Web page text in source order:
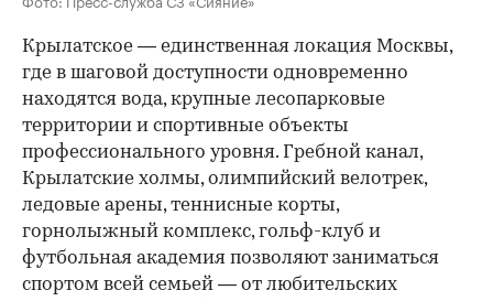
Крылатское — единственная локация Москвы,
где в шаговой доступности одновременно
находятся вода, крупные лесопарковые
территории и спортивные объекты
профессионального уровня. Гребной канал,
Крылатские холмы, олимпийский велотрек,
ледовые арены, теннисные корты,
горнолыжный комплекс, гольф-клуб и
футбольная академия позволяют заниматься
спортом всей семьей — от любительских